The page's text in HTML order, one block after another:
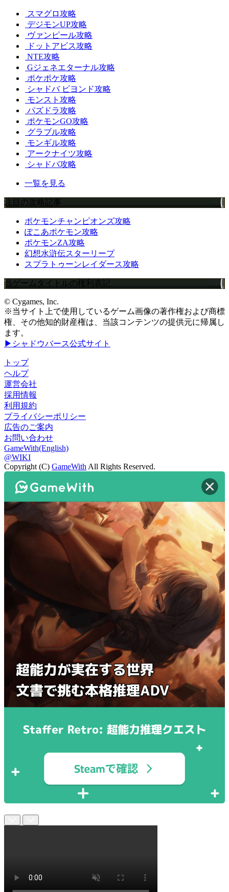
スマグロ攻略
デジモンUP攻略
ヴァンピール攻略
ドットアビス攻略
NTE攻略
Gジェネエターナル攻略
ポケポケ攻略
シャドバ ビヨンド攻略
モンスト攻略
パズドラ攻略
ポケモンGO攻略
グラブル攻略
モンギル攻略
アークナイツ攻略
シャドバ攻略
一覧を見る
注目の攻略記事
ポケモンチャンピオンズ攻略
ぽこあポケモン攻略
ポケモンZA攻略
幻想水滸伝スターリープ
スプラトゥーンレイダース攻略
当ゲームタイトルの権利表記
© Cygames, Inc.
※当サイト上で使用しているゲーム画像の著作権および商標
権、その他知的財産権は、当該コンテンツの提供元に帰属し
ます。
▶シャドウバース公式サイト
トップ
ヘルプ
運営会社
採用情報
利用規約
プライバシーポリシー
広告のご案内
お問い合わせ
GameWith(English)
@WIKI
Copyright (C) GameWithAll Rights Reserved.